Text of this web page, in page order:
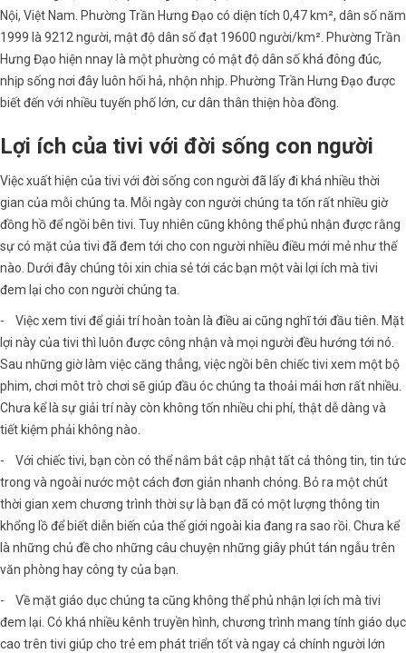
Nội, Việt Nam. Phường Trần Hưng Đạo có diện tích 0,47 km², dân số năm
1999 là 9212 người, mật độ dân số đạt 19600 người/km². Phường Trần
Hưng Đạo hiện nnay là một phường có mật độ dân số khá đông đúc,
nhịp sống nơi đây luôn hối hả, nhộn nhịp. Phường Trần Hưng Đạo được
biết đến với nhiều tuyến phố lớn, cư dân thân thiện hòa đồng.
Lợi ích của tivi với đời sống con người
Việc xuất hiện của tivi với đời sống con người đã lấy đi khá nhiều thời
gian của mỗi chúng ta. Mỗi ngày con người chúng ta tốn rất nhiều giờ
đồng hồ để ngồi bên tivi. Tuy nhiên cũng không thể phủ nhận được rằng
sự có mặt của tivi đã đem tới cho con người nhiều điều mới mẻ như thế
nào. Dưới đây chúng tôi xin chia sẻ tới các bạn một vài lợi ích mà tivi
đem lại cho con người chúng ta.
- Việc xem tivi để giải trí hoàn toàn là điều ai cũng nghĩ tới đầu tiên. Mặt
lợi này của tivi thì luôn được công nhận và mọi người đều hướng tới nó.
Sau những giờ làm việc căng thẳng, việc ngồi bên chiếc tivi xem một bộ
phim, chơi môt trò chơi sẽ giúp đầu óc chúng ta thoải mái hơn rất nhiều.
Chưa kể là sự giải trí này còn không tốn nhiều chi phí, thật dễ dàng và
tiết kiệm phải không nào.
- Với chiếc tivi, bạn còn có thể nắm bắt cập nhật tất cả thông tin, tin tức
trong và ngoài nước một cách đơn giản nhanh chóng. Bỏ ra một chút
thời gian xem chương trình thời sự là bạn đã có một lượng thông tin
khổng lồ để biết diễn biến của thế giới ngoài kia đang ra sao rồi. Chưa kể
là những chủ đề cho những câu chuyện những giây phút tán ngẫu trên
văn phòng hay công ty của bạn.
- Về mặt giáo dục chúng ta cũng không thể phủ nhận lợi ích mà tivi
đem lại. Có khá nhiều kênh truyền hình, chương trình mang tính giáo dục
cao trên tivi giúp cho trẻ em phát triển tốt và ngay cả chính người lớn